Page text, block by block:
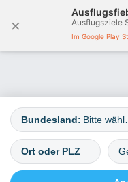
× Ausflugsziele
Im Google Play
Bundesland: